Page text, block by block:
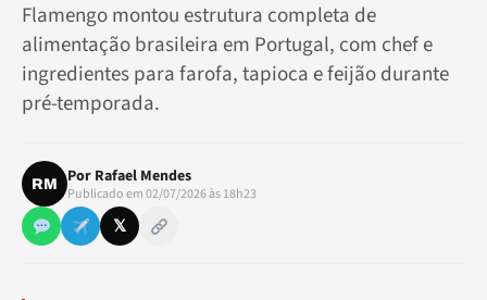
Flamengo montou estrutura completa de
alimentação brasileira em Portugal, com chef e
ingredientes para farofa, tapioca e feijão durante
pré-temporada.
RM Por Rafael Mendes
Publicado em 02/07/2026 às 18h23
𝕏